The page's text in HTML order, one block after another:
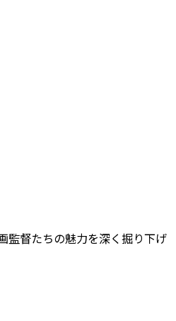
監督たちの魅力を深く掘り下げ